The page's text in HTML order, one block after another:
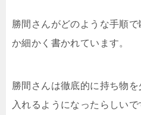
勝間さんがどのような手順
か細かく書かれています。
勝間さんは徹底的に持ち物
入れるようになったらしいで